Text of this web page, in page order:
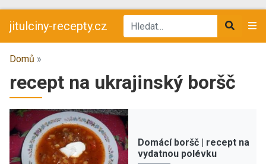
jitulciny-recepty.cz
Domů »
recept na ukrajinský boršč
Domácí boršč | recept na
vydatnou polévku